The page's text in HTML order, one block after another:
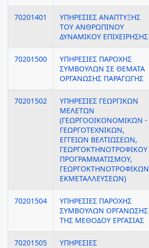
70201401
ΥΠΗΡΕΣΙΕΣ ΑΝΑΠΤΥΞΗΣ
ΤΟΥ ΑΝΘΡΩΠΙΝΟΥ
ΔΥΝΑΜΙΚΟΥ ΕΠΙΧΕΙΡΗΣΗΣ
70201500
ΥΠΗΡΕΣΙΕΣ ΠΑΡΟΧΗΣ
ΣΥΜΒΟΥΛΩΝ ΣΕ ΘΕΜΑΤΑ
ΟΡΓΑΝΩΣΗΣ ΠΑΡΑΓΩΓΗΣ
70201502
ΥΠΗΡΕΣΙΕΣ ΓΕΩΡΓΙΚΩΝ
ΜΕΛΕΤΩΝ
(ΓΕΩΡΓΟΟΙΚΟΝΟΜΙΚΩΝ -
ΓΕΩΡΓΟΤΕΧΝΙΚΩΝ,
ΕΓΓΕΙΩΝ ΒΕΛΤΙΩΣΕΩΝ,
ΓΕΩΡΓΟΚΤΗΝΟΤΡΟΦΙΚΟΥ
ΠΡΟΓΡΑΜΜΑΤΙΣΜΟΥ,
ΓΕΩΡΓΟΚΤΗΝΟΤΡΟΦΙΚΩΝ
ΕΚΜΕΤΑΛΛΕΥΣΕΩΝ)
70201504
ΥΠΗΡΕΣΙΕΣ ΠΑΡΟΧΗΣ
ΣΥΜΒΟΥΛΩΝ ΟΡΓΑΝΩΣΗΣ
ΤΗΣ ΜΕΘΟΔΟΥ ΕΡΓΑΣΙΑΣ
70201505
ΥΠΗΡΕΣΙΕΣ